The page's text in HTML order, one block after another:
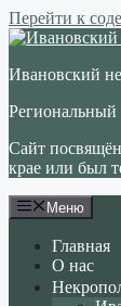
Перейти к
Ивановский
Региональный
Сайт
крае или был
Меню
Главная
О нас